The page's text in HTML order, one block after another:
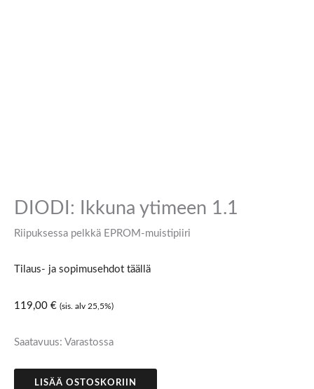
DIODI: Ikkuna ytimeen 1.1
Riipuksessa pelkkä EPROM-muistipiiri
Tilaus- ja sopimusehdot täällä
119,00 € (sis. alv 25,5%)
Saatavuus: Varastossa
LISÄÄ OSTOSKORIIN